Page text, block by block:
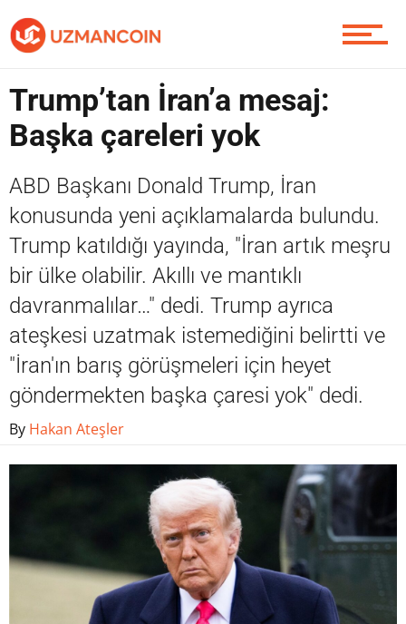
Soru Sor
Contact / İletişim
Trump’tan İran’a mesaj:
Başka çareleri yok
ABD Başkanı Donald Trump, İran
konusunda yeni açıklamalarda bulundu.
Trump katıldığı yayında, "İran artık meşru
bir ülke olabilir. Akıllı ve mantıklı
davranmalılar…" dedi. Trump ayrıca
ateşkesi uzatmak istemediğini belirtti ve
"İran'ın barış görüşmeleri için heyet
göndermekten başka çaresi yok" dedi.
By Hakan Ateşler